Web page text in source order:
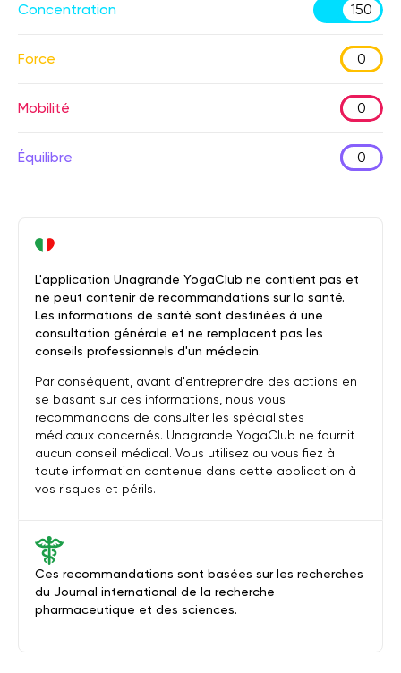
Concentration 150
Force 0
Mobilité 0
Équilibre 0
Ces recommandations sont basées sur les recherches
du Journal international de la recherche
pharmaceutique et des sciences.
L'application Unagrande YogaClub ne contient pas et
ne peut contenir de recommandations sur la santé.
Les informations de santé sont destinées à une
consultation générale et ne remplacent pas les
conseils professionnels d'un médecin.
Par conséquent, avant d'entreprendre des actions en
se basant sur ces informations, nous vous
recommandons de consulter les spécialistes
médicaux concernés. Unagrande YogaClub ne fournit
aucun conseil médical. Vous utilisez ou vous fiez à
toute information contenue dans cette application à
vos risques et périls.